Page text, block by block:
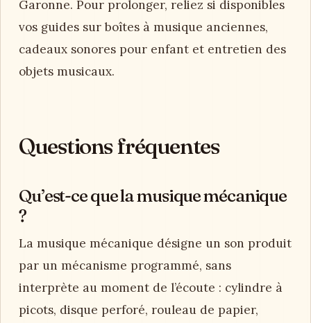
Garonne. Pour prolonger, reliez si disponibles
vos guides sur boîtes à musique anciennes,
cadeaux sonores pour enfant et entretien des
objets musicaux.
Questions fréquentes
Qu’est-ce que la musique mécanique
?
La musique mécanique désigne un son produit
par un mécanisme programmé, sans
interprète au moment de l’écoute : cylindre à
picots, disque perforé, rouleau de papier,